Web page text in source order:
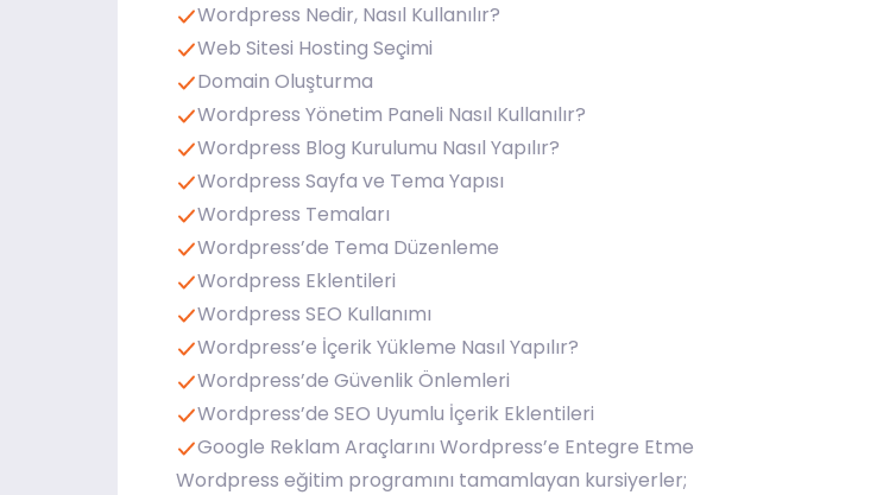
Wordpress Nedir, Nasıl Kullanılır?
Web Sitesi Hosting Seçimi
Domain Oluşturma
Wordpress Yönetim Paneli Nasıl Kullanılır?
Wordpress Blog Kurulumu Nasıl Yapılır?
Wordpress Sayfa ve Tema Yapısı
Wordpress Temaları
Wordpress’de Tema Düzenleme
Wordpress Eklentileri
Wordpress SEO Kullanımı
Wordpress’e İçerik Yükleme Nasıl Yapılır?
Wordpress’de Güvenlik Önlemleri
Wordpress’de SEO Uyumlu İçerik Eklentileri
Google Reklam Araçlarını Wordpress’e Entegre Etme
Wordpress eğitim programını tamamlayan kursiyerler;